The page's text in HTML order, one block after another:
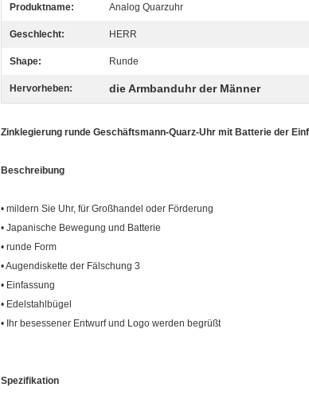
Produktname: Analog Quarzuhr
Geschlecht: HERR
Shape: Runde
Hervorheben: die Armbanduhr der Männer
Zinklegierung runde Geschäftsmann-Quarz-Uhr mit Batterie der
Beschreibung
• mildern Sie Uhr, für Großhandel oder Förderung
• Japanische Bewegung und Batterie
• runde Form
• Augendiskette der Fälschung 3
• Einfassung
• Edelstahlbügel
• Ihr besessener Entwurf und Logo werden begrüßt
Spezifikation